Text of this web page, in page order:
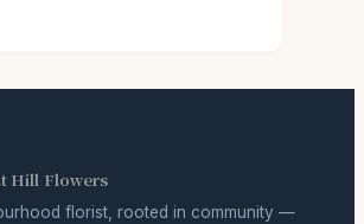
Hill Flowers
florist, rooted in community —